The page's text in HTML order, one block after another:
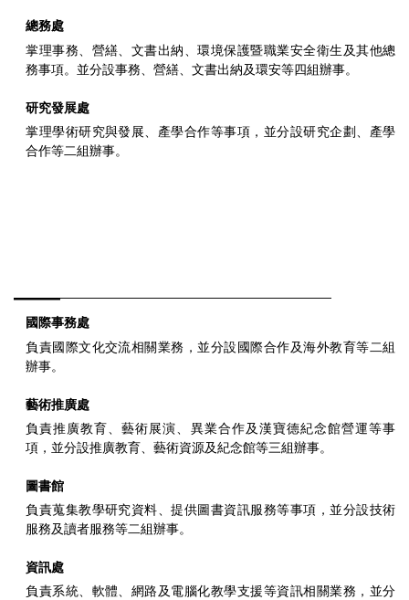
總務處
掌理事務、營繕、文書出納、環境保護暨職業安全衛生及其他總
務事項。並分設事務、營繕、文書出納及環安等四組辦事。
研究發展處
掌理學術研究與發展、產學合作等事項，並分設研究企劃、產學
合作等二組辦事。
國際事務處
負責國際文化交流相關業務，並分設國際合作及海外教育等二組
辦事。
藝術推廣處
負責推廣教育、藝術展演、異業合作及漢寶德紀念館營運等事
項，並分設推廣教育、藝術資源及紀念館等三組辦事。
圖書館
負責蒐集教學研究資料、提供圖書資訊服務等事項，並分設技術
服務及讀者服務等二組辦事。
資訊處
負責系統、軟體、網路及電腦化教學支援等資訊相關業務，並分